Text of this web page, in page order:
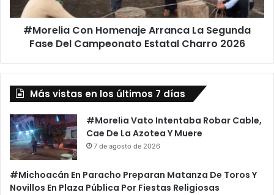
Campeonato
Estatal
Charro
#Morelia Con Homenaje Arranca La Segunda
Fase Del Campeonato Estatal Charro 2026
Más vistas en los últimos 7 días
#Morelia Vato Intentaba Robar Cable,
Cae De La Azotea Y Muere
7 de agosto de 2026
#Michoacán En Paracho Preparan Matanza De Toros Y
Novillos En Plaza Pública Por Fiestas Religiosas